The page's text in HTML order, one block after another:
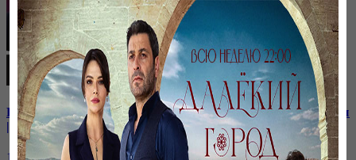
Қ.Тоқаев және қазақ тілі, «Слово пацана» фильмінің зияны
| Battle соз